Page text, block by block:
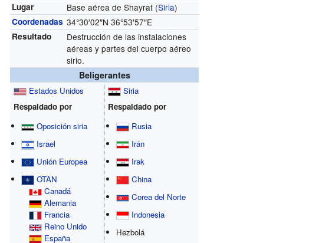
Lugar Base aérea de Shayrat (Siria)
Coordenadas 34°30′02″N 36°53′57″E
Resultado
Destrucción de las instalaciones
aéreas y partes del cuerpo aéreo
sirio.
Beligerantes
Estados Unidos
Respaldado por
Oposición siria
Israel
Unión Europea
OTAN
Canadá
Alemania
Francia
Reino Unido
España
Siria
Respaldado por
Rusia
Irán
Irak
China
Corea del Norte
Indonesia
Hezbolá